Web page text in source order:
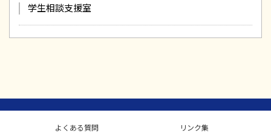
学生相談支援室
よくある質問 リンク集